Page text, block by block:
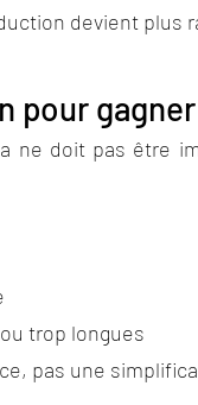
devient plus
ne doit pas être
trop longues
pas une